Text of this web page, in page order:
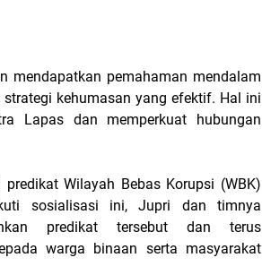
mendapatkan pemahaman mendalam
kehumasan yang efektif. Hal ini
Lapas dan memperkuat hubungan
Wilayah Bebas Korupsi (WBK)
sosialisasi ini, Jupri dan timnya
predikat tersebut dan terus
warga binaan serta masyarakat